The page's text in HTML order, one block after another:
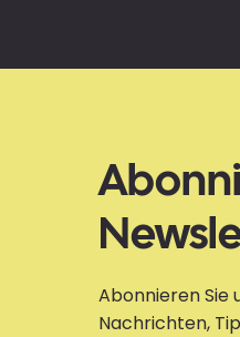
Abonnieren Sie
Nachrichten,